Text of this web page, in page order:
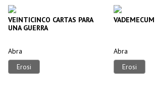
VEINTICINCO CARTAS PARA
UNA GUERRA
Abra
Erosi
VADEMECUM
Abra
Erosi